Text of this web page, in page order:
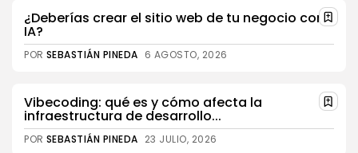
¿Deberías crear el sitio web de tu negocio con
IA?
POR SEBASTIÁN PINEDA 6 AGOSTO, 2026
Vibecoding: qué es y cómo afecta la
infraestructura de desarrollo...
POR SEBASTIÁN PINEDA 23 JULIO, 2026